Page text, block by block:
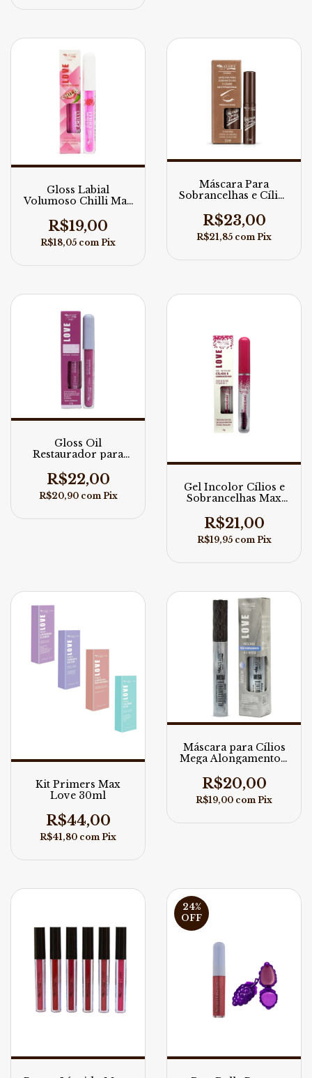
Gloss Labial
Volumoso Chilli Max
R$19,00
R$18,05 com Pix
Máscara Para
Sobrancelhas e Cílios
31 Max Love
R$23,00
R$21,85 com Pix
Gloss Oil
Restaurador para
Max Love
R$22,00
R$20,90 com Pix
Gel Incolor Cílios e
Sobrancelhas Max
R$21,00
R$19,95 com Pix
Kit Primers Max
Love 30ml
R$44,00
R$41,80 com Pix
Máscara para Cílios
Mega Alongamento +
Love 5g
R$20,00
R$19,00 com Pix
24%
OFF